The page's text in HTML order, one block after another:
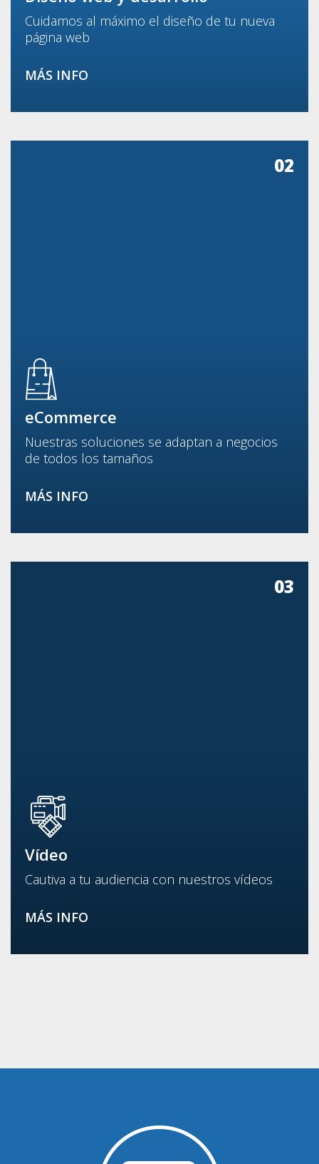
Cuidamos al máximo el diseño de tu nueva
página web
MÁS INFO
02
eCommerce
Nuestras soluciones se adaptan a negocios
de todos los tamaños
MÁS INFO
03
Vídeo
Cautiva a tu audiencia con nuestros vídeos
MÁS INFO